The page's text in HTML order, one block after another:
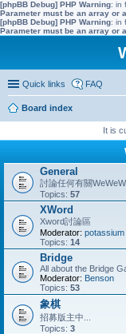
[phpBB Debug] PHP Warning: in
Parameter must be an array or
[phpBB Debug] PHP Warning: in
Parameter must be an array or
Quick links FAQ
Board index
It is
General
討論任何有關
Topics: 57
XWord
Xword討論區
Moderator: potassium
Topics: 14
Bridge
All about the Bridge
Moderator: Benson
Topics: 53
象棋
招募版主中...
Topics: 3